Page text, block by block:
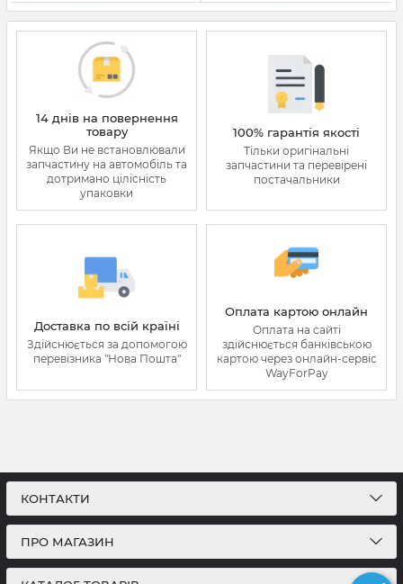
14 днів на повернення
товару
Якщо Ви не встановлювали
запчастину на автомобіль та
дотримано цілісність
упаковки
100% гарантія якості
Тільки оригінальні
запчастини та перевірені
постачальники
Доставка по всій країні
Здійснюється за допомогою
перевізника "Нова Пошта"
Оплата картою онлайн
Оплата на сайті
здійснюється банківською
картою через онлайн-сервіс
WayForPay
КОНТАКТИ
ПРО МАГАЗИН